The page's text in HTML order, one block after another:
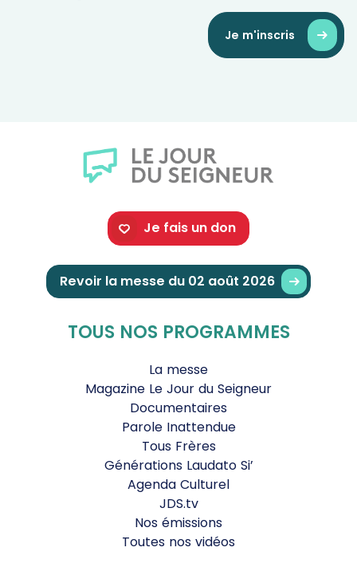
Je m'inscris
Je fais un don
Revoir la messe du 02 août 2026
TOUS NOS PROGRAMMES
La messe
Magazine Le Jour du Seigneur
Documentaires
Parole Inattendue
Tous Frères
Générations Laudato Si’
Agenda Culturel
JDS.tv
Nos émissions
Toutes nos vidéos